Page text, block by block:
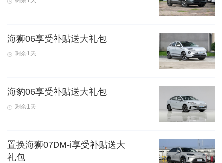
海狮06享受补贴送大礼包
剩余1天
海豹06享受补贴送大礼包
剩余1天
置换海狮07DM-i享受补贴送大
礼包